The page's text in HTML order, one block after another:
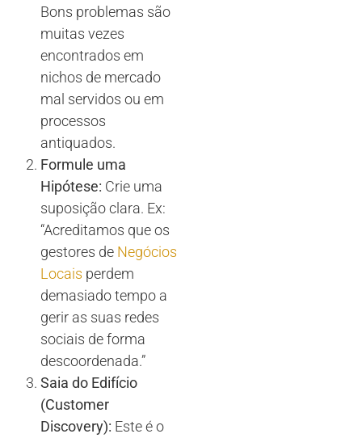
Bons problemas são
muitas vezes
encontrados em
nichos de mercado
mal servidos ou em
processos
antiquados.
Formule uma
Hipótese: Crie uma
suposição clara. Ex:
“Acreditamos que os
gestores de Negócios
Locais perdem
demasiado tempo a
gerir as suas redes
sociais de forma
descoordenada.”
Saia do Edifício
(Customer
Discovery): Este é o